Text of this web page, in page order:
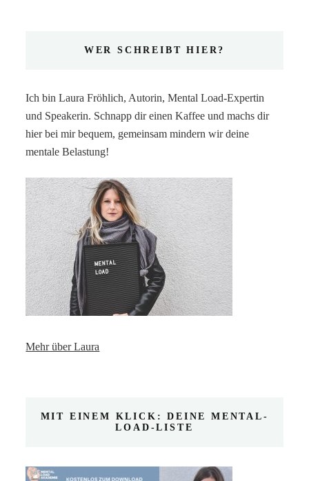
WER SCHREIBT HIER?
Ich bin Laura Fröhlich, Autorin, Mental Load-Expertin
und Speakerin. Schnapp dir einen Kaffee und machs dir
hier bei mir bequem, gemeinsam mindern wir deine
mentale Belastung!
Mehr über Laura
MIT EINEM KLICK: DEINE MENTAL-
LOAD-LISTE